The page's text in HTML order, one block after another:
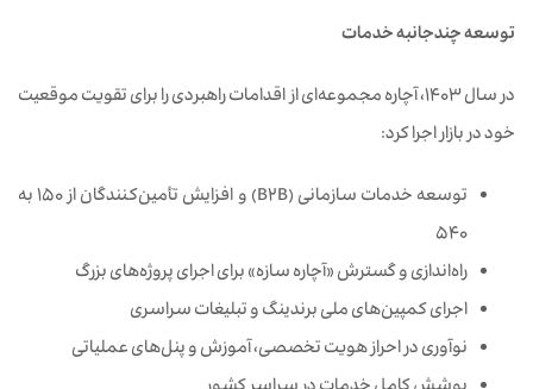
توسعه چندجانبه خدمات
در سال ۱۴۰۳، آچاره مجموعه‌ای از اقدامات راهبردی را برای تقویت موقعیت
خود در بازار اجرا کرد:
توسعه خدمات سازمانی (B2B) و افزایش تأمین‌کنندگان از ۱۵۰ به
۵۴۰
راه‌اندازی و گسترش «آچاره سازه» برای اجرای پروژه‌های بزرگ
اجرای کمپین‌های ملی برندینگ و تبلیغات سراسری
نوآوری در احراز هویت تخصصی، آموزش و پنل‌های عملیاتی